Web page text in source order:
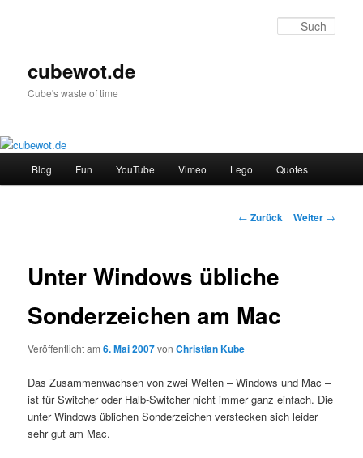
cubewot.de
Cube's waste of time
Blog Fun YouTube Vimeo Lego Quotes
B
t
r
g
-
a
v
i
← Zurück Weiter →
Unter Windows übliche
Sonderzeichen am Mac
Veröffentlicht am6. Mai 2007vonChristian Kube
Das Zusammenwachsen von zwei Welten – Windows und Mac –
ist für Switcher oder Halb-Switcher nicht immer ganz einfach. Die
unter Windows üblichen Sonderzeichen verstecken sich leider
sehr gut am Mac.